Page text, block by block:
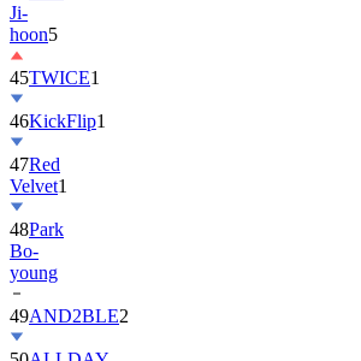
Ji-
hoon5
45TWICE1
46KickFlip1
47Red
Velvet1
48Park
Bo-
young
49AND2BLE2